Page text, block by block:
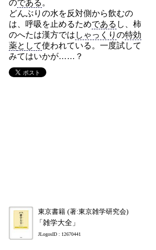
のである。
どんぶりの水を反対側から飲むの
は、呼吸を止めるためである し、柿
のへたは漢方では しゃっくり の特効
薬として使われている。一度試して
みてはいかが……？
東京書籍 (著:東京雑学研究会)
「雑学大全」
JLogosID : 12670441